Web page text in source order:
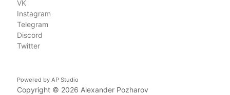
VK
Instagram
Telegram
Discord
Twitter
Powered by AP Studio
Copyright © 2026 Alexander Pozharov